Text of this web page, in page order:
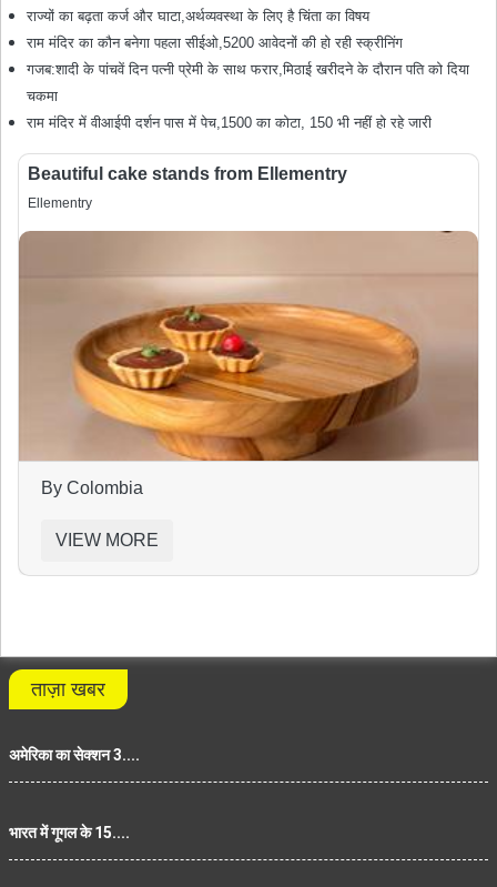
राज्यों का बढ़ता कर्ज और घाटा,अर्थव्यवस्था के लिए है चिंता का विषय
राम मंदिर का कौन बनेगा पहला सीईओ,5200 आवेदनों की हो रही स्क्रीनिंग
गजब:शादी के पांचवें दिन पत्नी प्रेमी के साथ फरार,मिठाई खरीदने के दौरान पति को दिया
चकमा
राम मंदिर में वीआईपी दर्शन पास में पेच,1500 का कोटा, 150 भी नहीं हो रहे जारी
Beautiful cake stands from Ellementry
Ellementry
By Colombia
VIEW MORE
ताज़ा खबर
अमेरिका का सेक्शन 3....
भारत में गूगल के 15....